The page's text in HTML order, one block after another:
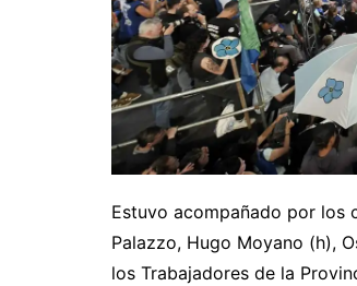
Estuvo acompañado por los
Palazzo, Hugo Moyano (h),
los Trabajadores de la